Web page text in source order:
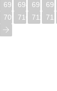
693 694 695 696
709 710 711 712